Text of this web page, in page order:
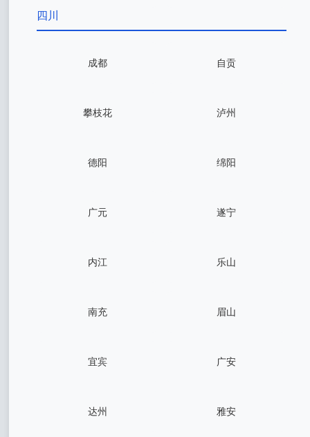
四川
成都 自贡
攀枝花 泸州
德阳 绵阳
广元 遂宁
内江 乐山
南充 眉山
宜宾 广安
达州 雅安